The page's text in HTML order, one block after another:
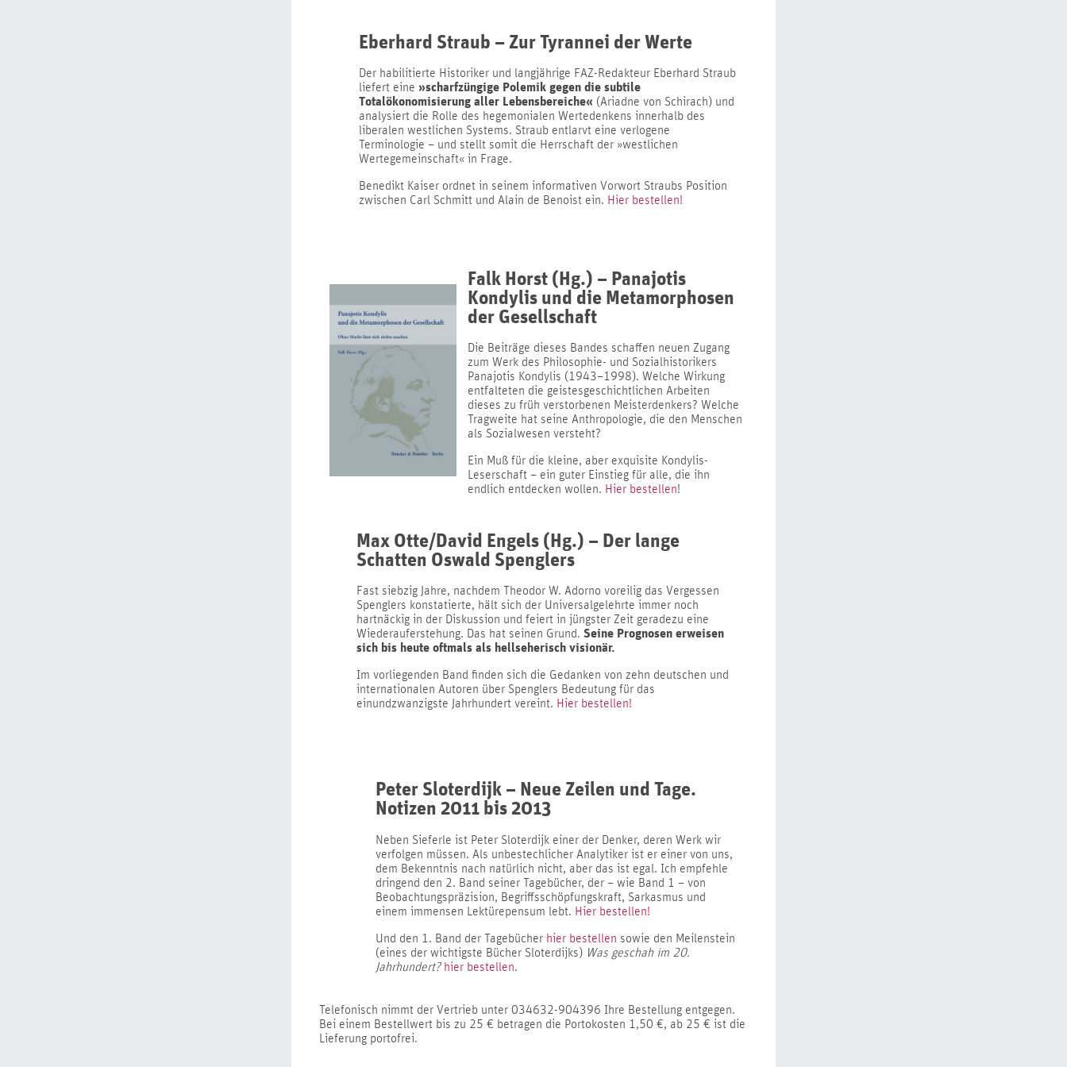
Eberhard Straub – Zur Tyrannei der Werte
Der habilitierte Historiker und langjährige FAZ-Redakteur Eberhard Straub
liefert eine »scharfzüngige Polemik gegen die subtile
Totalökonomisierung aller Lebensbereiche« (Ariadne von Schirach) und
analysiert die Rolle des hegemonialen Wertedenkens innerhalb des
liberalen westlichen Systems. Straub entlarvt eine verlogene
Terminologie – und stellt somit die Herrschaft der »westlichen
Wertegemeinschaft« in Frage.
Benedikt Kaiser ordnet in seinem informativen Vorwort Straubs Position
zwischen Carl Schmitt und Alain de Benoist ein. Hier bestellen!
Falk Horst (Hg.) – Panajotis
Kondylis und die Metamorphosen
der Gesellschaft
Die Beiträge dieses Bandes schaffen neuen Zugang
zum Werk des Philosophie- und Sozialhistorikers
Panajotis Kondylis (1943–1998). Welche Wirkung
entfalteten die geistesgeschichtlichen Arbeiten
dieses zu früh verstorbenen Meisterdenkers? Welche
Tragweite hat seine Anthropologie, die den Menschen
als Sozialwesen versteht?
Ein Muß für die kleine, aber exquisite Kondylis-
Leserschaft – ein guter Einstieg für alle, die ihn
endlich entdecken wollen. Hier bestellen!
Max Otte/David Engels (Hg.) – Der lange
Schatten Oswald Spenglers
Fast siebzig Jahre, nachdem Theodor W. Adorno voreilig das Vergessen
Spenglers konstatierte, hält sich der Universalgelehrte immer noch
hartnäckig in der Diskussion und feiert in jüngster Zeit geradezu eine
Wiederauferstehung. Das hat seinen Grund. Seine Prognosen erweisen
sich bis heute oftmals als hellseherisch visionär.
Im vorliegenden Band finden sich die Gedanken von zehn deutschen und
internationalen Autoren über Spenglers Bedeutung für das
einundzwanzigste Jahrhundert vereint. Hier bestellen!
Peter Sloterdijk – Neue Zeilen und Tage.
Notizen 2011 bis 2013
Neben Sieferle ist Peter Sloterdijk einer der Denker, deren Werk wir
verfolgen müssen. Als unbestechlicher Analytiker ist er einer von uns,
dem Bekenntnis nach natürlich nicht, aber das ist egal. Ich empfehle
dringend den 2. Band seiner Tagebücher, der – wie Band 1 – von
Beobachtungspräzision, Begriffsschöpfungskraft, Sarkasmus und
einem immensen Lektürepensum lebt. Hier bestellen!
Und den 1. Band der Tagebücher hier bestellen sowie den Meilenstein
(eines der wichtigste Bücher Sloterdijks) Was geschah im 20.
Jahrhundert? hier bestellen.
Telefonisch nimmt der Vertrieb unter 034632-904396 Ihre Bestellung entgegen.
Bei einem Bestellwert bis zu 25 € betragen die Portokosten 1,50 €, ab 25 € ist die
Lieferung portofrei.